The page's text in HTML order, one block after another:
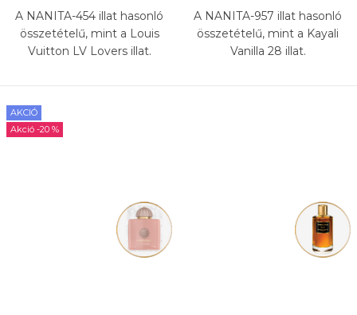
A NANITA-454 illat hasonló
összetételű, mint a Louis
Vuitton LV Lovers illat.
A NANITA-957 illat hasonló
összetételű, mint a Kayali
Vanilla 28 illat.
AKCIÓ
-20 %